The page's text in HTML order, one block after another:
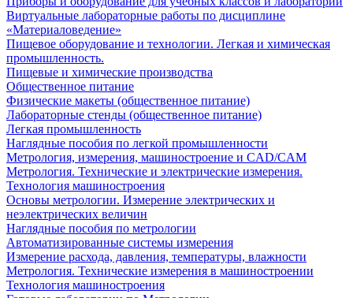
Виртуальные лабораторные работы по дисциплине
«Материаловедение»
Пищевое оборудование и технологии. Легкая и химическая
промышленность.
Пищевые и химические производства
Общественное питание
Физические макеты (общественное питание)
Лабораторные стенды (общественное питание)
Легкая промышленность
Наглядные пособия по легкой промышленности
Метрология, измерения, машиностроение и CAD/CAM
Метрология. Технические и электрические измерения.
Технология машиностроения
Основы метрологии. Измерение электрических и
неэлектрических величин
Наглядные пособия по метрологии
Автоматизированные системы измерения
Измерение расхода, давления, температуры, влажности
Метрология. Технические измерения в машиностроении
Технология машиностроения